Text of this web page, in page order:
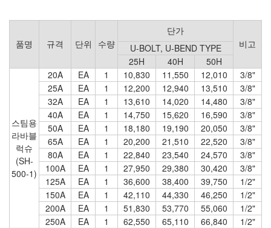
품명 규격 단위 수량
단가
비고
U-BOLT, U-BEND TYPE
25H
40​H 50H
스팀용
라바블
럭슈
(SH-
500-1)
20A EA 1 10,830 11,550 12,010
3/8"
25A
EA 1 12,200 12,940 13,510
3/8"
32A
EA 1 13,610 14,020 14,480
3/8"
40A
EA 1 14,750 15,620 16,590
3/8"
50A
EA 1 18,180 19,190 20,050
3/8"
65A
EA 1 20,200 21,510 22,520
3/8"
80A
EA 1 22,840 23,540 24,570
3/8"
100A
EA 1 27,950 29,380 30,420
3/8"
125A
EA 1 36,600 38,400 39,750
1/2"
150A
EA 1 42,110 44,330 46,250
1/2"
200A
EA 1 51,830 53,770 55,060
1/2"
250A
EA 1 62,550 65,110 66,840 1/2"